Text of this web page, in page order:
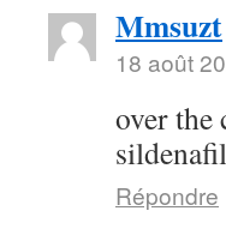
Mmsuzt
18 août
over the
Répondre